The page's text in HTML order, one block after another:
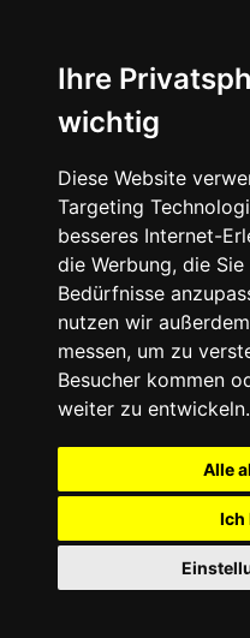
Ihre
wichtig
Diese Website
Targeting
besseres Internet-
die Werbung, die
Bedürfnisse
nutzen wir
messen, um zu
Besucher kommen
weiter zu entwickeln.
Alle
Ich